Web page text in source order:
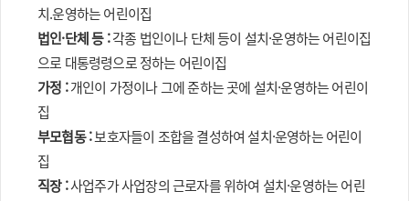
치.운영하는 어린이집
법인·단체 등 :각종 법인이나 단체 등이 설치·운영하는 어린이집
으로 대통령령으로 정하는 어린이집
가정 :개인이 가정이나 그에 준하는 곳에 설치·운영하는 어린이
집
부모협동 :보호자들이 조합을 결성하여 설치·운영하는 어린이
집
직장 :사업주가 사업장의 근로자를 위하여 설치·운영하는 어린